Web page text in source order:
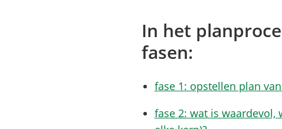
In het
fasen:
fase 1: opstellen plan
fase 2: wat is